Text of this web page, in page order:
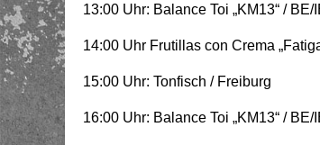
13:00 Uhr: Balance Toi „KM13“ / BE/
14:00 Uhr Frutillas con Crema
15:00 Uhr: Tonfisch / Freiburg
16:00 Uhr: Balance Toi „KM13“ / BE/